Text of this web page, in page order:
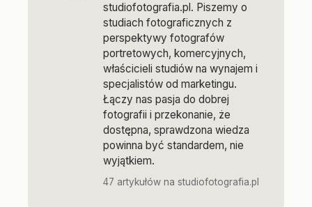
studiofotografia.pl. Piszemy o
studiach fotograficznych z
perspektywy fotografów
portretowych, komercyjnych,
właścicieli studiów na wynajem i
specjalistów od marketingu.
Łączy nas pasja do dobrej
fotografii i przekonanie, że
dostępna, sprawdzona wiedza
powinna być standardem, nie
wyjątkiem.
47 artykułów na studiofotografia.pl